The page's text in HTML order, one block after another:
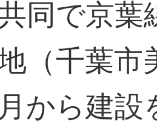
同で京
（千葉市
から建